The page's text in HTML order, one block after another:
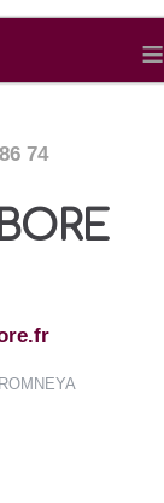
≡
74
ROMNEYA